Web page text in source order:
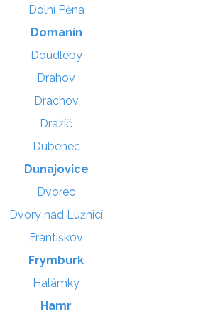
Dolní Pěna
Domanín
Doudleby
Drahov
Dráchov
Dražíč
Dubenec
Dunajovice
Dvorec
Dvory nad Lužnicí
Františkov
Frymburk
Halámky
Hamr